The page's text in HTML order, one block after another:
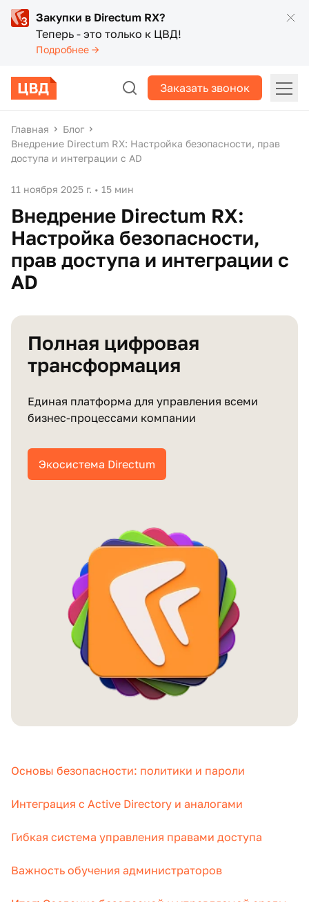
Закупки в Directum RX?
Теперь - это только к ЦВД!
Подробнее →
Заказать звонок
Главная
Блог
Внедрение Directum RX: Настройка безопасности, прав
доступа и интеграции с AD
11 ноября 2025 г. • 15 мин
Внедрение Directum RX:
Настройка безопасности,
прав доступа и интеграции с
AD
Полная цифровая
трансформация
Единая платформа для управления всеми
бизнес‑процессами компании
Экосистема Directum
Основы безопасности: политики и пароли
Интеграция с Active Directory и аналогами
Гибкая система управления правами доступа
Важность обучения администраторов